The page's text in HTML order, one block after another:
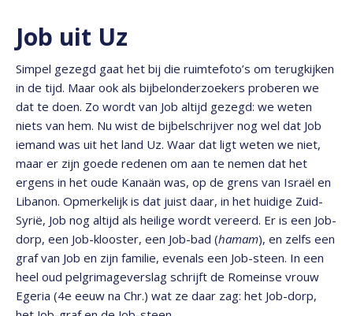
Job uit Uz
Simpel gezegd gaat het bij die ruimtefoto’s om terugkijken
in de tijd. Maar ook als bijbelonderzoekers proberen we
dat te doen. Zo wordt van Job altijd gezegd: we weten
niets van hem. Nu wist de bijbelschrijver nog wel dat Job
iemand was uit het land Uz. Waar dat ligt weten we niet,
maar er zijn goede redenen om aan te nemen dat het
ergens in het oude Kanaän was, op de grens van Israël en
Libanon. Opmerkelijk is dat juist daar, in het huidige Zuid-
Syrië, Job nog altijd als heilige wordt vereerd. Er is een Job-
dorp, een Job-klooster, een Job-bad (hamam), en zelfs een
graf van Job en zijn familie, evenals een Job-steen. In een
heel oud pelgrimageverslag schrijft de Romeinse vrouw
Egeria (4e eeuw na Chr.) wat ze daar zag: het Job-dorp,